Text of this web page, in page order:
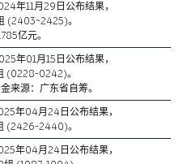
年11月29日公布结果，
(2403~2425)。
亿元。
年01月15日公布结果，
(0228-0242)。
来源：广东省自筹。
年04月24日公布结果，
(2426-2440)。
年04月24日公布结果，